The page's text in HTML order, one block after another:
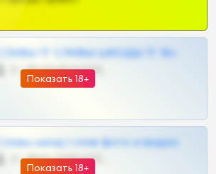
Показать 18+
СЛИВЫ ТГ СЛИВЫ ШКОДЫ ТГ 18+
0 •
Показать 18+
Сливы шкод | слив фото и видео
0 •